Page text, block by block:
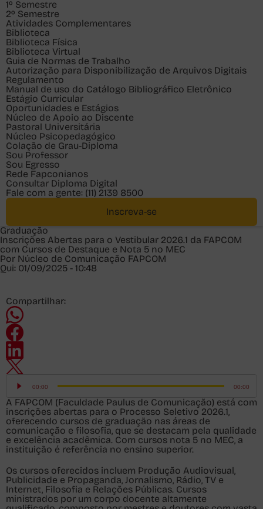
1º Semestre
2º Semestre
Atividades Complementares
Biblioteca
Biblioteca Física
Biblioteca Virtual
Guia de Normas de Trabalho
Autorização para Disponibilização de Arquivos Digitais
Regulamento
Manual de uso do Catálogo Bibliográfico Eletrônico
Estágio Curricular
Oportunidades e Estágios
Núcleo de Apoio ao Discente
Pastoral Universitária
Núcleo Psicopedagógico
Colação de Grau-Diploma
Sou Professor
Sou Egresso
Rede Fapconianos
Consultar Diploma Digital
Fale com a gente: (11) 2139 8500
Inscreva-se
Graduação
Inscrições Abertas para o Vestibular 2026.1 da FAPCOM
com Cursos de Destaque e Nota 5 no MEC
Por Núcleo de Comunicação FAPCOM
Qui: 01/09/2025 - 10:48
Compartilhar:
Tocador
áudio
00:00 00:00
A FAPCOM (Faculdade Paulus de Comunicação) está com
inscrições abertas para o Processo Seletivo 2026.1,
oferecendo cursos de graduação nas áreas de
comunicação e filosofia, que se destacam pela qualidade
e excelência acadêmica. Com cursos nota 5 no MEC, a
instituição é referência no ensino superior.
Os cursos oferecidos incluem Produção Audiovisual,
Publicidade e Propaganda, Jornalismo, Rádio, TV e
Internet, Filosofia e Relações Públicas. Cursos
ministrados por um corpo docente altamente